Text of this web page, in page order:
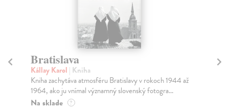
Bratislava
Kállay Karol | Kniha
Kniha zachytáva atmosféru Bratislavy v rokoch 1944 až
1964, ako ju vnímal významný slovenský fotogra...
Na sklade ?